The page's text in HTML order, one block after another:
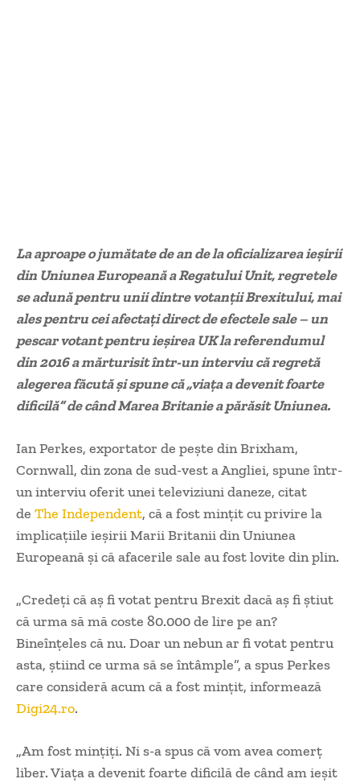
La aproape o jumătate de an de la oficializarea ieșirii
din Uniunea Europeană a Regatului Unit, regretele
se adună pentru unii dintre votanții Brexitului, mai
ales pentru cei afectați direct de efectele sale – un
pescar votant pentru ieșirea UK la referendumul
din 2016 a mărturisit într-un interviu că regretă
alegerea făcută și spune că „viața a devenit foarte
dificilă” de când Marea Britanie a părăsit Uniunea.
Ian Perkes, exportator de pește din Brixham,
Cornwall, din zona de sud-vest a Angliei, spune într-
un interviu oferit unei televiziuni daneze, citat
de The Independent, că a fost mințit cu privire la
implicațiile ieșirii Marii Britanii din Uniunea
Europeană și că afacerile sale au fost lovite din plin.
„Credeți că aș fi votat pentru Brexit dacă aș fi știut
că urma să mă coste 80.000 de lire pe an?
Bineînțeles că nu. Doar un nebun ar fi votat pentru
asta, știind ce urma să se întâmple”, a spus Perkes
care consideră acum că a fost mințit, informează
Digi24.ro.
„Am fost mințiți. Ni s-a spus că vom avea comerț
liber. Viața a devenit foarte dificilă de când am ieșit